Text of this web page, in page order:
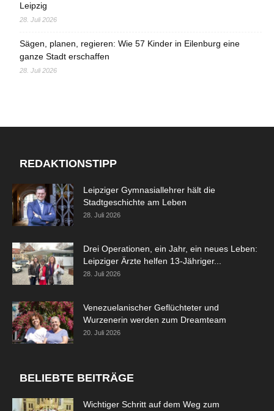
Leipzig
28. Juli 2026
Sägen, planen, regieren: Wie 57 Kinder in Eilenburg eine
ganze Stadt erschaffen
28. Juli 2026
REDAKTIONSTIPP
Leipziger Gymnasiallehrer hält die
Stadtgeschichte am Leben
28. Juli 2026
Drei Operationen, ein Jahr, ein neues Leben:
Leipziger Ärzte helfen 13-Jähriger...
28. Juli 2026
Venezuelanischer Geflüchteter und
Wurzenerin werden zum Dreamteam
20. Juli 2026
BELIEBTE BEITRÄGE
Wichtiger Schritt auf dem Weg zum